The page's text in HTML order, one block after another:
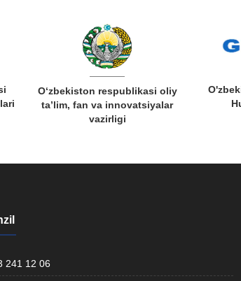
oliy
O'zbekiston Respublikasi
Hukumat portali
241 12 06